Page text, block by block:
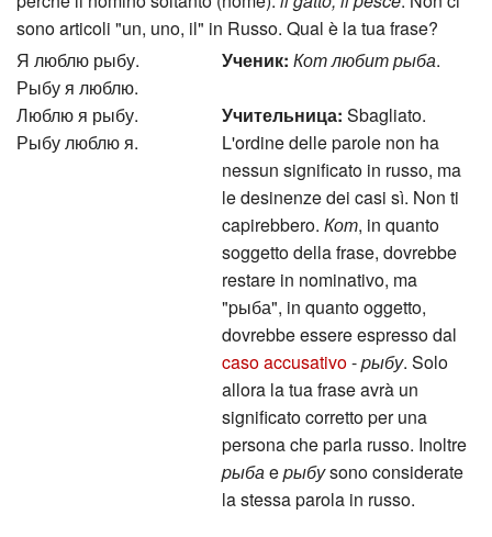
sono articoli "un, uno, il" in Russo. Qual è la tua frase?
Я люблю рыбу.
Рыбу я люблю.
Люблю я рыбу.
Рыбу люблю я.
Ученик: Кот любит рыба
Учительница: Sbagliato.
L'ordine delle parole non ha
nessun significato in russo, ma
le desinenze dei casi sì. Non ti
capirebbero. Кот, in quanto
soggetto della frase, dovrebbe
restare in nominativo, ma
"pыба", in quanto oggetto,
dovrebbe essere espresso dal
caso accusativo-pыбу. Solo
allora la tua frase avrà un
significato corretto per una
persona che parla russo. Inoltre
pыба epыбуsono considerate
la stessa parola in russo.